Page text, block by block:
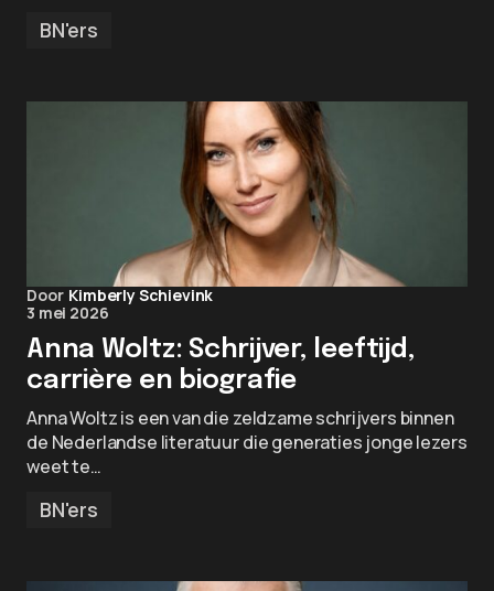
BN'ers
Door Kimberly Schievink
3 mei 2026
Anna Woltz: Schrijver, leeftijd,
carrière en biografie
Anna Woltz is een van die zeldzame schrijvers binnen
de Nederlandse literatuur die generaties jonge lezers
weet te…
BN'ers